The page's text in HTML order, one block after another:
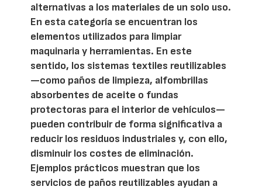
alternativas a los materiales de un solo uso.
En esta categoría se encuentran los
elementos utilizados para limpiar
maquinaria y herramientas. En este
sentido, los sistemas textiles reutilizables
—como paños de limpieza, alfombrillas
absorbentes de aceite o fundas
protectoras para el interior de vehículos—
pueden contribuir de forma significativa a
reducir los residuos industriales y, con ello,
disminuir los costes de eliminación.
Ejemplos prácticos muestran que los
servicios de paños reutilizables ayudan a